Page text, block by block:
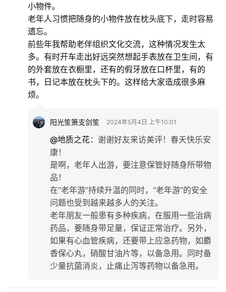
小物件。
老年人习惯把随身的小物件放在枕头底下，走时容易
遗忘。
前些年我帮助老伴组织文化交流，这种情况发生太
多。有时开车走出好远突然想起手表放在卫生间，有
的外套放在衣橱里，还有的假牙放在口杯里，有的
书，日记本放在枕头下的。这样给大家造成很多麻
烦。
阳光笙箫支剑笙 2024年5月4日 上午10:01
@地质之花： 谢谢好友来访美评！春天快乐安
康！
是啊，老年人出游，要注意保管好随身所带物
品！
在“老年游”持续升温的同时，“老年游”的安全
问题也受到越来越多人的关注。
老年朋友一般患有多种疾病，在服用一些治病
药品，要随身带足量，保证正常治疗。另外，
如果有心血管疾病，还要带上应急药物，如麝
香保心丸，硝酸甘油片等，以备急用。同时备
少量抗菌消炎，止痛止泻等药物以备急用。